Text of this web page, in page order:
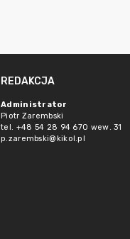
REDAKCJA
Administrator
Piotr Zarembski
tel. +48 54 28 94 670 wew. 31
p.zarembski@kikol.pl